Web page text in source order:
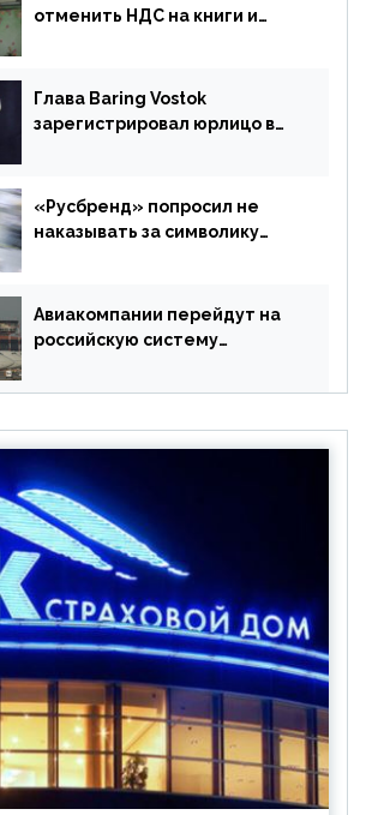
отменить НДС на книги и
Глава Baring Vostok
зарегистрировал юрлицо в
«Русбренд» попросил не
наказывать за символику
Авиакомпании перейдут на
российскую систему